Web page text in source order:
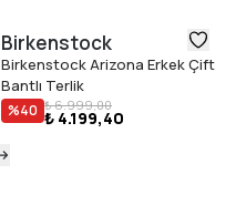
Birkenstock
Birkenstock Arizona Erkek Çift
Bantlı Terlik
%40 ₺ 6.999,00
₺ 4.199,40